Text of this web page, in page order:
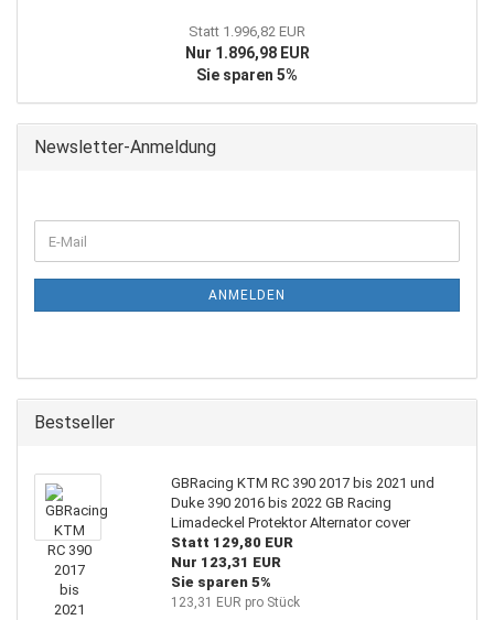
Statt 1.996,82 EUR
Nur 1.896,98 EUR
Sie sparen 5%
Newsletter-Anmeldung
ZUR
E-
Mail
ANMELDEN
Bestseller
GBRacing KTM RC 390 2017 bis 2021 und
Duke 390 2016 bis 2022 GB Racing
Limadeckel Protektor Alternator cover
Statt 129,80 EUR
Nur 123,31 EUR
Sie sparen 5%
123,31 EUR pro Stück